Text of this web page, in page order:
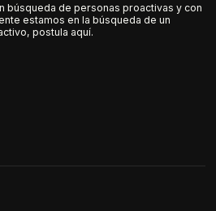
búsqueda de personas proactivas y con
estamos en la búsqueda de un
postula aquí.